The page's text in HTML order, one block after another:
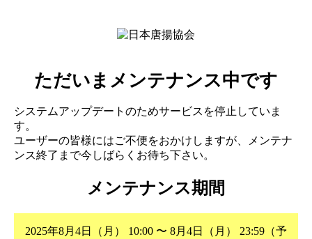
ただいまメンテナンス中です
システムアップデートのためサービスを停止していま
す。
ユーザーの皆様にはご不便をおかけしますが、メンテナ
ンス終了まで今しばらくお待ち下さい。
メンテナンス期間
2025年8月4日（月） 10:00 〜 8月4日（月） 23:59（予